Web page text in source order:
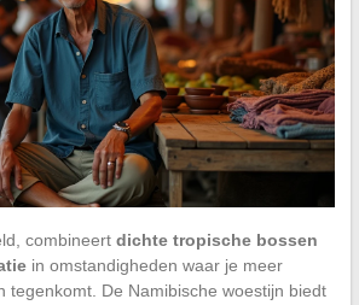
combineert dichte tropische bossen
in omstandigheden waar je meer
tegenkomt. De Namibische woestijn biedt